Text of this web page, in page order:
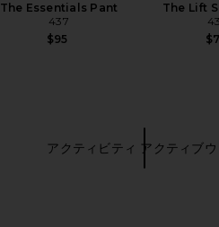
The Essentials Pant
437
$95
The Lift
アクティビティ アクティブ